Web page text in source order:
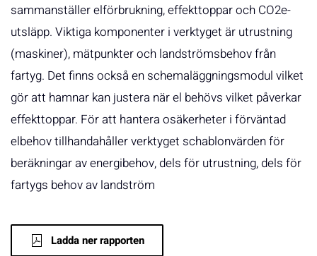
sammanställer elförbrukning, effekttoppar och CO2e-
utsläpp. Viktiga komponenter i verktyget är utrustning
(maskiner), mätpunkter och landströmsbehov från
fartyg. Det finns också en schemaläggningsmodul vilket
gör att hamnar kan justera när el behövs vilket påverkar
effekttoppar. För att hantera osäkerheter i förväntad
elbehov tillhandahåller verktyget schablonvärden för
beräkningar av energibehov, dels för utrustning, dels för
fartygs behov av landström
Ladda ner rapporten